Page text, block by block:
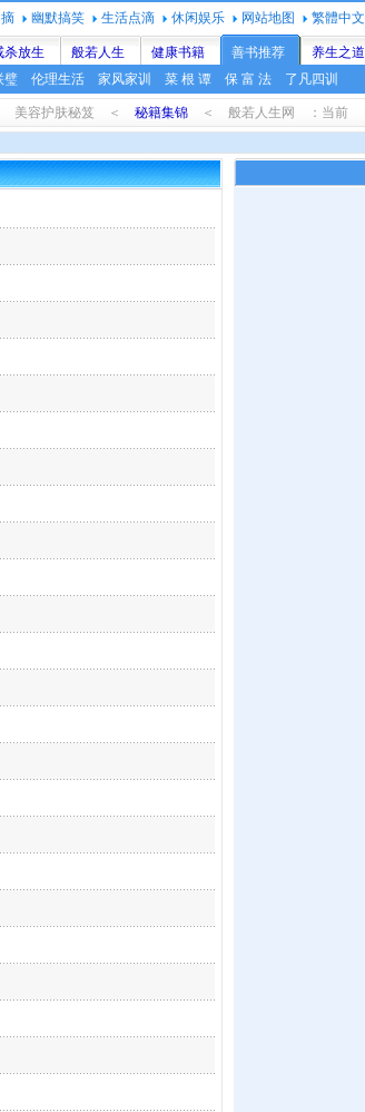
幽默搞笑 生活点滴 休闲娱乐 网站地图 繁體中文
杀放生 般若人生 健康书籍 善书推荐
养生之道
璧 伦理生活 家风家训 菜 根 谭 保 富 法 了凡四训
美容护肤秘笈 ＜ 秘籍集锦 ＜ 般若人生网 ：当前